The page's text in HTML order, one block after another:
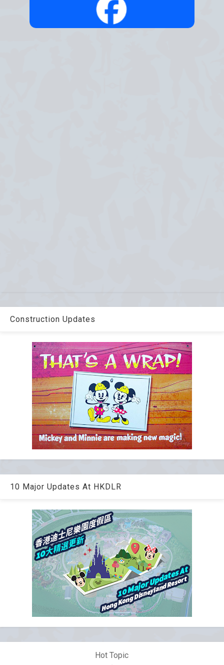
Construction Updates
10 Major Updates At HKDLR
Hot Topic